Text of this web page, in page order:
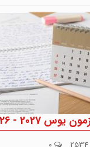
2027 - 2026